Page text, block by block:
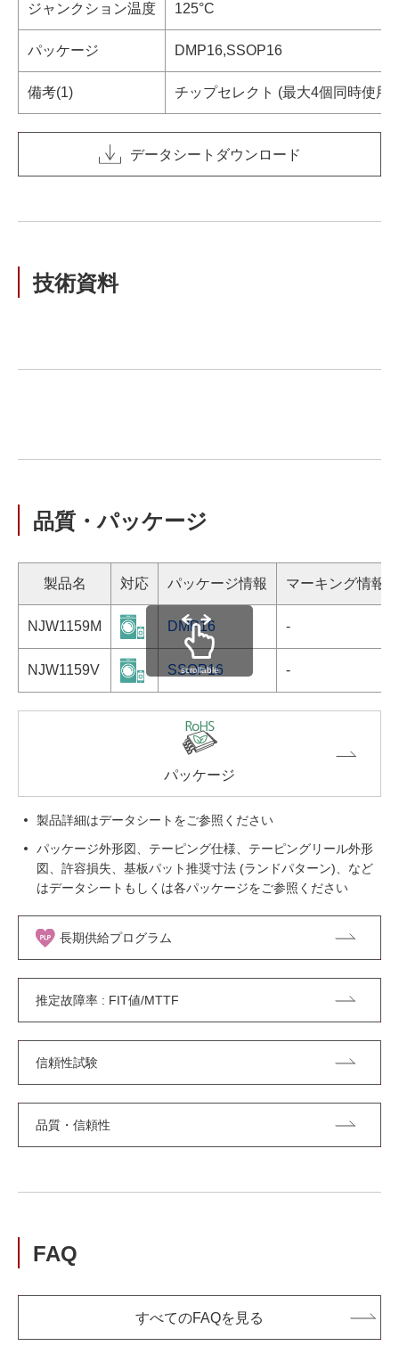
ジャンクション温度 125°C
パッケージ DMP16,SSOP16
備考(1) チップセレクト (最大4個同時使用
データシートダウンロード
技術資料
品質・パッケージ
製品名 対応 パッケージ情報 マーキング情報
NJW1159M DMP16 -
NJW1159V SSOP16 -
scrollable
パッケージ
製品詳細はデータシートをご参照ください
パッケージ外形図、テーピング仕様、テーピングリール外形
図、許容損失、基板パット推奨寸法 (ランドパターン)、など
はデータシートもしくは各パッケージをご参照ください
長期供給プログラム
推定故障率 : FIT値/MTTF
信頼性試験
品質・信頼性
FAQ
すべてのFAQを見る